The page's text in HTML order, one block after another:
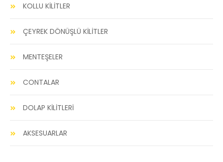
KOLLU KİLİTLER
ÇEYREK DÖNÜŞLÜ KİLİTLER
MENTEŞELER
CONTALAR
DOLAP KİLİTLERİ
AKSESUARLAR